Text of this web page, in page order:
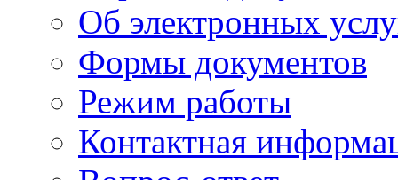
Об электронных
Формы документов
Режим работы
Контактная